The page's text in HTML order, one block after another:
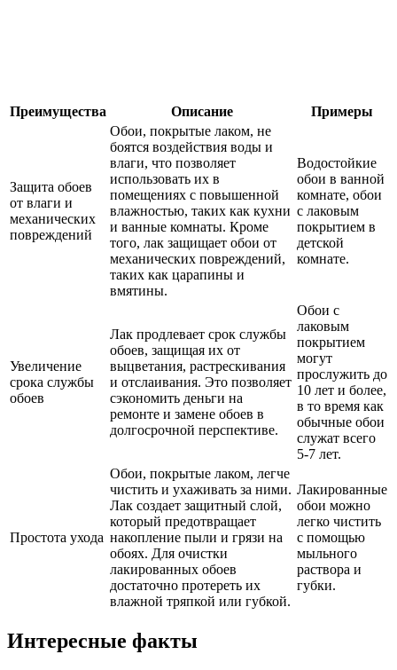
Преимущества Описание Примеры
Защита обоев
от влаги и
механических
повреждений
Обои, покрытые лаком, не
боятся воздействия воды и
влаги, что позволяет
использовать их в
помещениях с повышенной
влажностью, таких как кухни
и ванные комнаты. Кроме
того, лак защищает обои от
механических повреждений,
таких как царапины и
вмятины.
Водостойкие
обои в ванной
комнате, обои
с лаковым
покрытием в
детской
комнате.
Увеличение
срока службы
обоев
Лак продлевает срок службы
обоев, защищая их от
выцветания, растрескивания
и отслаивания. Это позволяет
сэкономить деньги на
ремонте и замене обоев в
долгосрочной перспективе.
Обои с
лаковым
покрытием
могут
прослужить до
10 лет и более,
в то время как
обычные обои
служат всего
5-7 лет.
Простота ухода
Обои, покрытые лаком, легче
чистить и ухаживать за ними.
Лак создает защитный слой,
который предотвращает
накопление пыли и грязи на
обоях. Для очистки
лакированных обоев
достаточно протереть их
влажной тряпкой или губкой.
Лакированные
обои можно
легко чистить
с помощью
мыльного
раствора и
губки.
Интересные факты